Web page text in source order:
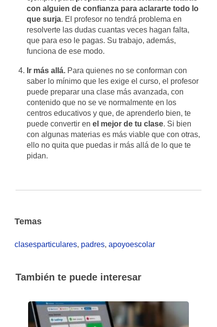
con alguien de confianza para aclararte todo lo
que surja. El profesor no tendrá problema en
resolverte las dudas cuantas veces hagan falta,
que para eso le pagas. Su trabajo, además,
funciona de ese modo.
Ir más allá. Para quienes no se conforman con
saber lo mínimo que les exige el curso, el profesor
puede preparar una clase más avanzada, con
contenido que no se ve normalmente en los
centros educativos y que, de aprenderlo bien, te
puede convertir enel mejor de tu clase. Si bien
con algunas materias es más viable que con otras,
ello no quita que puedas ir más allá de lo que te
pidan.
Temas
clasesparticulares, padres, apoyoescolar
También te puede interesar